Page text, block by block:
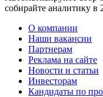
собирайте аналитику в
О компании
Наши вакансии
Партнерам
Реклама на сайте
Новости и статьи
Инвесторам
Кандидаты по